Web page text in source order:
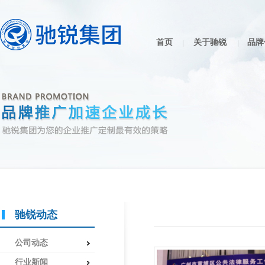
首页 关于驰锐 品
驰锐动态
公司动态
行业新闻